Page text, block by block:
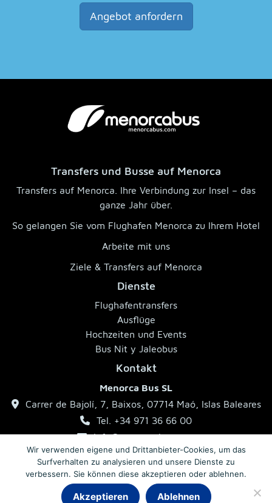
Angebot anfordern
Transfers und Busse auf Menorca
Transfers auf Menorca. Ihre Verbindung zur Insel – das
ganze Jahr über.
So gelangen Sie vom Flughafen Menorca zu Ihrem Hotel
Arbeite mit uns
Ziele & Transfers auf Menorca
Dienste
Flughafentransfers
Ausflüge
Hochzeiten und Events
Bus Nit y Jaleobus
Kontakt
Menorca Bus SL
Carrer de Bajolí, 7, Baixos, 07714 Maó, Islas Baleares
Tel. +34 971 36 66 00
info@menorcabus.com
Datenschutzerklärung Allgemeine Geschäftsbedingungen
Wir verwenden eigene und Drittanbieter-Cookies, um das
Surfverhalten zu analysieren und unsere Dienste zu
verbessern. Sie können diese akzeptieren oder ablehnen.
Akzeptieren Ablehnen